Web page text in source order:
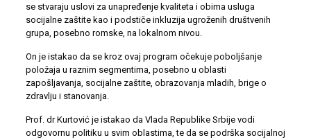
se stvaraju uslovi za unapređenje kvaliteta i obima usluga
socijalne zaštite kao i podstiče inkluzija ugroženih društvenih
grupa, posebno romske, na lokalnom nivou.
On je istakao da se kroz ovaj program očekuje poboljšanje
položaja u raznim segmentima, posebno u oblasti
zapošljavanja, socijalne zaštite, obrazovanja mladih, brige o
zdravlju i stanovanja.
Prof. dr Kurtović je istakao da Vlada Republike Srbije vodi
odgovornu politiku u svim oblastima, te da se podrška socijalnoj